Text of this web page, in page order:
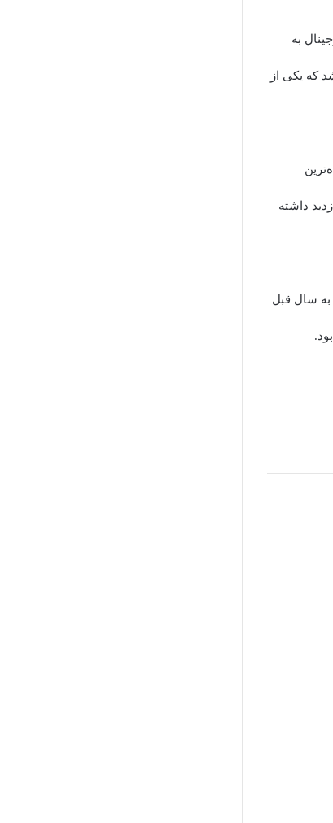
به
که یکی از
پربیننده‌ترین
پس از دریافت جایزه هم ۱.۲ میلیون بازدید داشته
بیننده برگزار شد که ۵۰ درصد نسبت به سال قبل